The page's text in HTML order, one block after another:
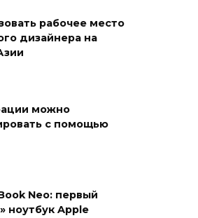
рабочее место
дизайнера на
можно
с помощью
Neo: первый
ноутбук Apple